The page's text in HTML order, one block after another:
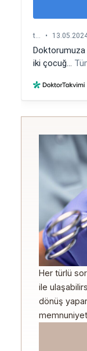
Her türlü
ile
dönüş